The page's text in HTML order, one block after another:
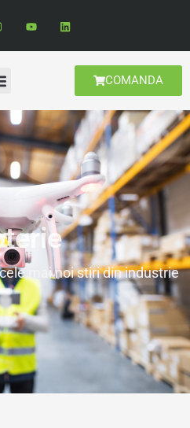
COMANDA
mai noi stiri din industrie